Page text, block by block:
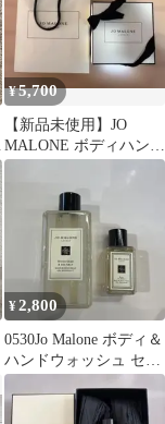
¥5,700
【新品未使用】JO
MALONE ボディハンド
ウォッシュ & ハンドク
¥2,800
0530Jo Malone ボディ＆
ハンドウォッシュ セッ
ト